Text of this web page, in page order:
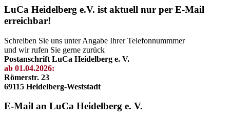
LuCa Heidelberg e.V. ist aktuell nur per E-Mail
erreichbar!
Schreiben Sie uns unter Angabe Ihrer Telefonnummmer
und wir rufen Sie gerne zurück
Postanschrift LuCa Heidelberg e. V.
ab 01.04.2026:
Römerstr. 23
69115 Heidelberg-Weststadt
E-Mail an LuCa Heidelberg e. V.